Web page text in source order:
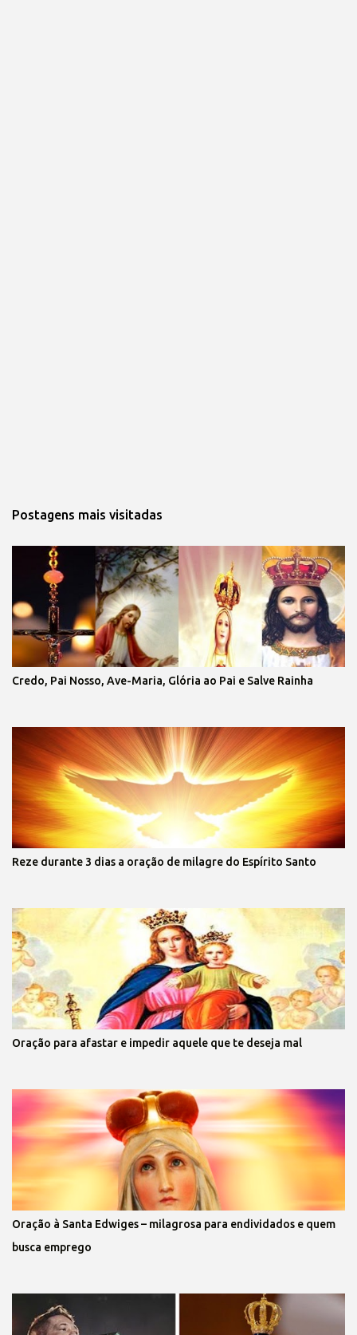
Postagens mais visitadas
Credo, Pai Nosso, Ave-Maria, Glória ao Pai e Salve Rainha
Reze durante 3 dias a oração de milagre do Espírito Santo
Oração para afastar e impedir aquele que te deseja mal
Oração à Santa Edwiges – milagrosa para endividados e quem
busca emprego